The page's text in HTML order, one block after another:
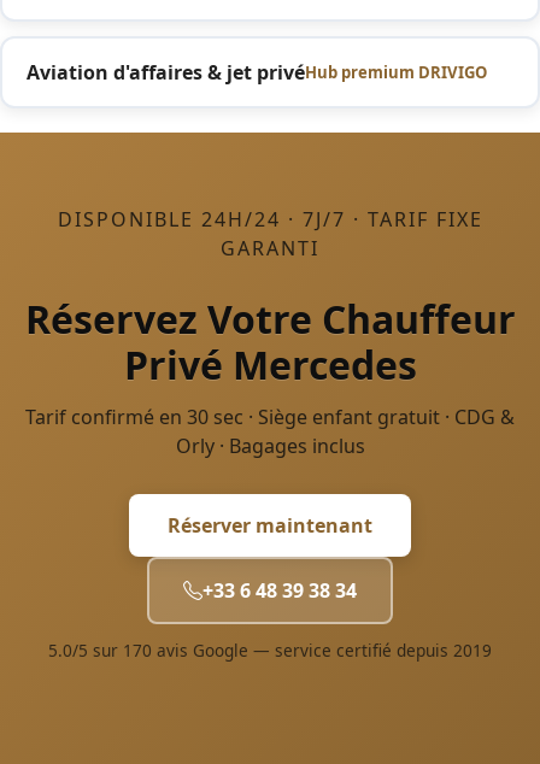
Aviation d'affaires & jet privéHub premium DRIVIGO
DISPONIBLE 24H/24 · 7J/7 · TARIF FIXE
GARANTI
Réservez Votre Chauffeur
Privé Mercedes
Tarif confirmé en 30 sec · Siège enfant gratuit · CDG &
Orly · Bagages inclus
Réserver maintenant
+33 6 48 39 38 34
5.0/5 sur 170 avis Google — service certifié depuis 2019